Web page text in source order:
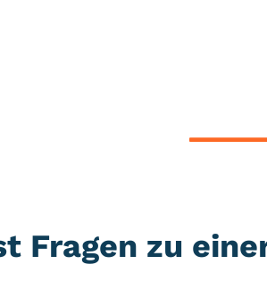
Fragen zu